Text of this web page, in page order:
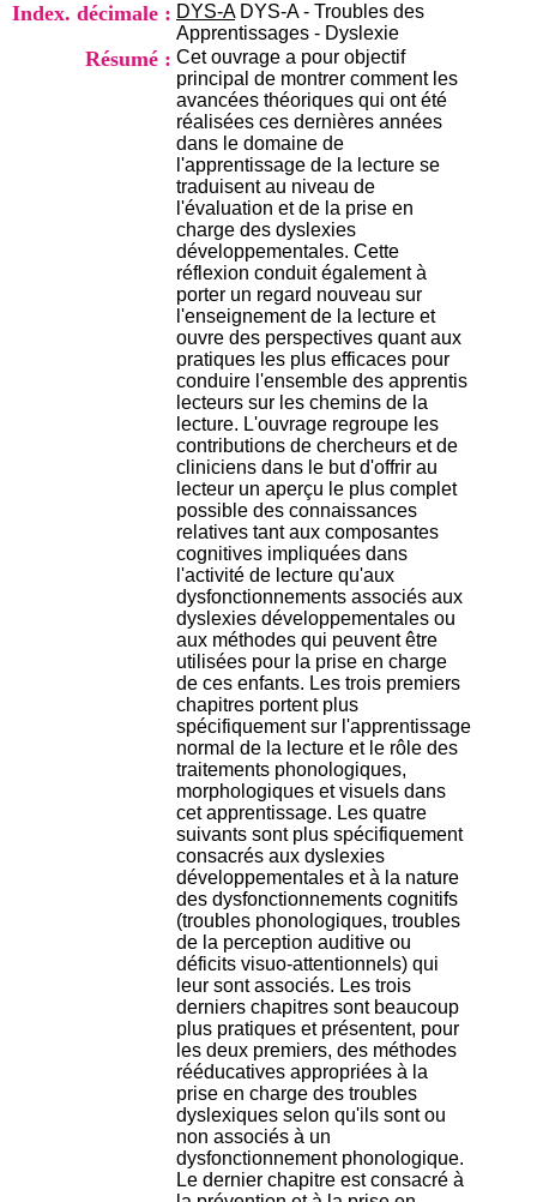
Index. décimale : DYS-A DYS-A - Troubles des
Apprentissages - Dyslexie
Résumé : Cet ouvrage a pour objectif
principal de montrer comment les
avancées théoriques qui ont été
réalisées ces dernières années
dans le domaine de
l'apprentissage de la lecture se
traduisent au niveau de
l'évaluation et de la prise en
charge des dyslexies
développementales. Cette
réflexion conduit également à
porter un regard nouveau sur
l'enseignement de la lecture et
ouvre des perspectives quant aux
pratiques les plus efficaces pour
conduire l'ensemble des apprentis
lecteurs sur les chemins de la
lecture. L'ouvrage regroupe les
contributions de chercheurs et de
cliniciens dans le but d'offrir au
lecteur un aperçu le plus complet
possible des connaissances
relatives tant aux composantes
cognitives impliquées dans
l'activité de lecture qu'aux
dysfonctionnements associés aux
dyslexies développementales ou
aux méthodes qui peuvent être
utilisées pour la prise en charge
de ces enfants. Les trois premiers
chapitres portent plus
spécifiquement sur l'apprentissage
normal de la lecture et le rôle des
traitements phonologiques,
morphologiques et visuels dans
cet apprentissage. Les quatre
suivants sont plus spécifiquement
consacrés aux dyslexies
développementales et à la nature
des dysfonctionnements cognitifs
(troubles phonologiques, troubles
de la perception auditive ou
déficits visuo-attentionnels) qui
leur sont associés. Les trois
derniers chapitres sont beaucoup
plus pratiques et présentent, pour
les deux premiers, des méthodes
rééducatives appropriées à la
prise en charge des troubles
dyslexiques selon qu'ils sont ou
non associés à un
dysfonctionnement phonologique.
Le dernier chapitre est consacré à
C
R
A
R
h
ô
n
e
-
A
l
p
e
s
C
e
n
t
r
e
H
o
s
p
i
t
a
l
i
e
r
l
e
V
i
n
a
t
i
e
r
,
b
â
t
.
2
1
1
9
5
,
B
d
P